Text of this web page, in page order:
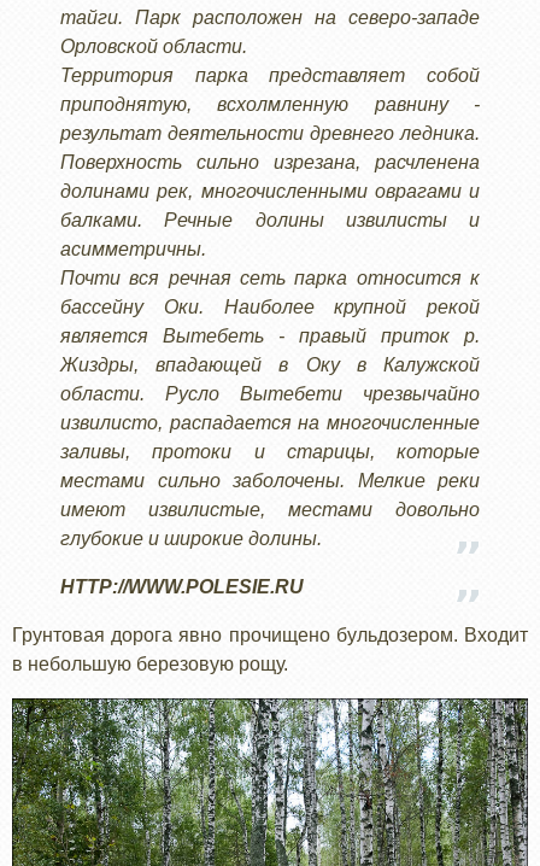
тайги. Парк расположен на северо-западе
Орловской области.
Территория парка представляет собой
приподнятую, всхолмленную равнину -
результат деятельности древнего ледника.
Поверхность сильно изрезана, расчленена
долинами рек, многочисленными оврагами и
балками. Речные долины извилисты и
асимметричны.
Почти вся речная сеть парка относится к
бассейну Оки. Наиболее крупной рекой
является Вытебеть - правый приток р.
Жиздры, впадающей в Оку в Калужской
области. Русло Вытебети чрезвычайно
извилисто, распадается на многочисленные
заливы, протоки и старицы, которые
местами сильно заболочены. Мелкие реки
имеют извилистые, местами довольно
глубокие и широкие долины.
HTTP://WWW.POLESIE.RU
Грунтовая дорога явно прочищено бульдозером. Входит
в небольшую березовую рощу.